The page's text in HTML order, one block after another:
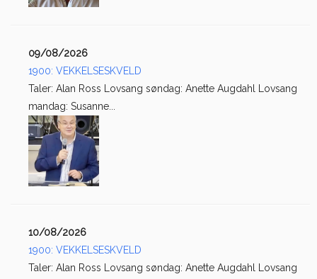
09/08/2026
1900: VEKKELSESKVELD
Taler: Alan Ross Lovsang søndag: Anette Augdahl Lovsang
mandag: Susanne...
10/08/2026
1900: VEKKELSESKVELD
Taler: Alan Ross Lovsang søndag: Anette Augdahl Lovsang